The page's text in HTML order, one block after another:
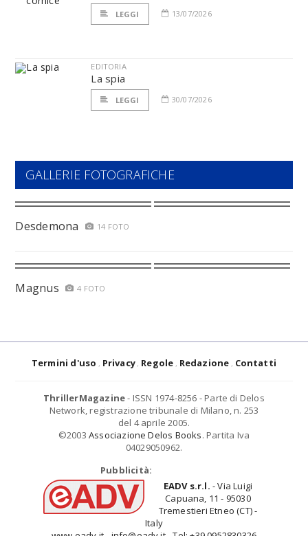
LEGGI 13/07/2026
EDITORIA
La spia
LEGGI 30/07/2026
GALLERIE FOTOGRAFICHE
Desdemona 14 FOTO
Magnus 4 FOTO
Termini d'uso Privacy Regole Redazione Contatti
ThrillerMagazine- ISSN 1974-8256 - Parte di Delos
Network, registrazione tribunale di Milano, n. 253
del 4 aprile 2005.
©2003 Associazione Delos Books. Partita Iva
04029050962.
Pubblicità:
EADV s.r.l. - Via Luigi
Capuana, 11 - 95030
Tremestieri Etneo (CT) -
Italy